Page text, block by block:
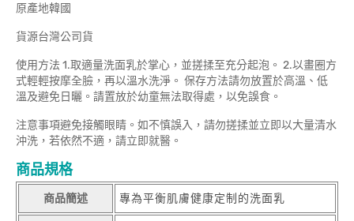
原產地韓國
貨源台灣公司貨
使用方法 1.取適量洗面乳於掌心，並搓揉至充分起泡。 2.以畫圈方
式輕輕按摩全臉，再以溫水洗淨。 保存方法請勿放置於高溫、低
溫及避免日曬。請置放於幼童無法取得處，以免誤食。
注意事項避免接觸眼睛。如不慎誤入，請勿搓揉並立即以大量清水
沖洗，若依然不適，請立即就醫。
商品規格
商品簡述 專為平衡肌膚健康定制的洗面乳